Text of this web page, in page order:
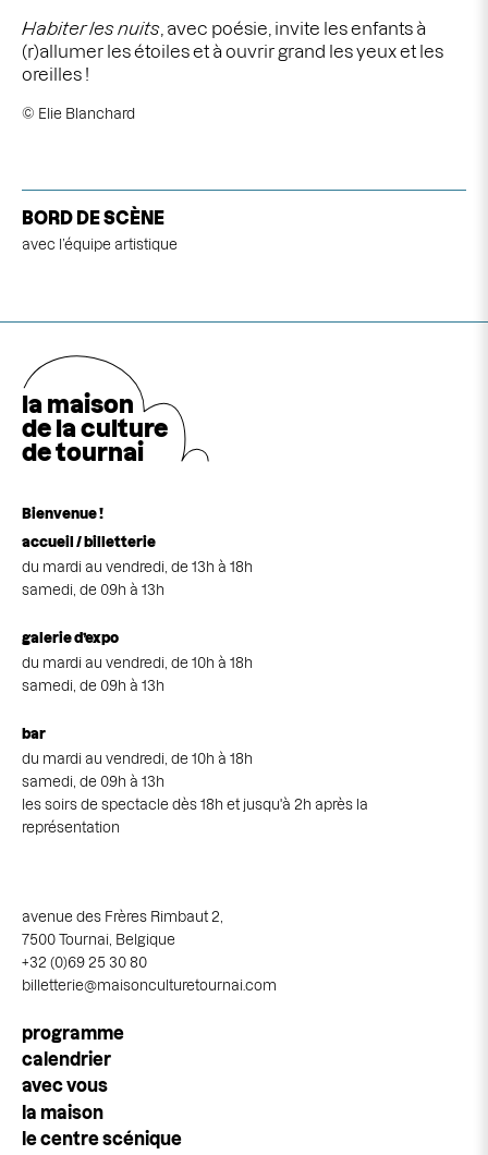
Habiter les nuits , avec poésie, invite les enfants à
(r)allumer les étoiles et à ouvrir grand les yeux et les
oreilles !
© Elie Blanchard
BORD DE SCÈNE
avec l’équipe artistique
la maison
de la culture
de tournai
Bienvenue !
accueil / billetterie
du mardi au vendredi, de 13h à 18h
samedi, de 09h à 13h
galerie d’expo
du mardi au vendredi, de 10h à 18h
samedi, de 09h à 13h
bar
du mardi au vendredi, de 10h à 18h
samedi, de 09h à 13h
les soirs de spectacle dès 18h et jusqu'à 2h après la
représentation
avenue des Frères Rimbaut 2,
7500 Tournai, Belgique
+32 (0)69 25 30 80
billetterie@maisonculturetournai.com
Navigation
principale
programme
calendrier
avec vous
la maison
le centre scénique